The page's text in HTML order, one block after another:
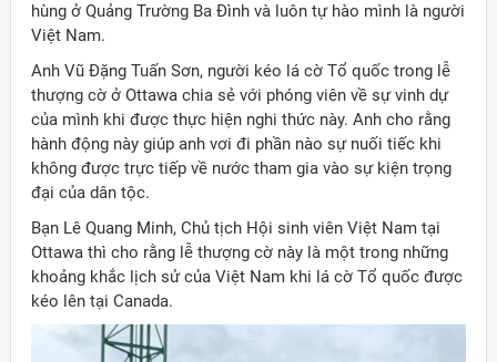
hùng ở Quảng Trường Ba Đình và luôn tự hào mình là người
Việt Nam.
Anh Vũ Đặng Tuấn Sơn, người kéo lá cờ Tổ quốc trong lễ
thượng cờ ở Ottawa chia sẻ với phóng viên về sự vinh dự
của mình khi được thực hiện nghi thức này. Anh cho rằng
hành động này giúp anh vơi đi phần nào sự nuối tiếc khi
không được trực tiếp về nước tham gia vào sự kiện trọng
đại của dân tộc.
Bạn Lê Quang Minh, Chủ tịch Hội sinh viên Việt Nam tại
Ottawa thì cho rằng lễ thượng cờ này là một trong những
khoảng khắc lịch sử của Việt Nam khi lá cờ Tổ quốc được
kéo lên tại Canada.